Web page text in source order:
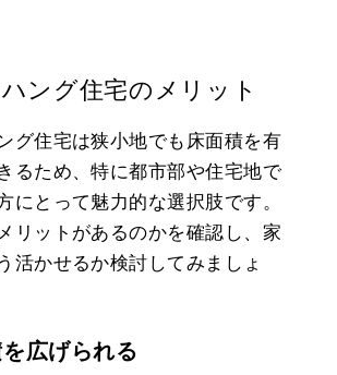
ング住宅のメリット
グ住宅は狭小地でも床面積を有
るため、特に都市部や住宅地で
にとって魅力的な選択肢です。
リットがあるのかを確認し、家
活かせるか検討してみましょ
広げられる